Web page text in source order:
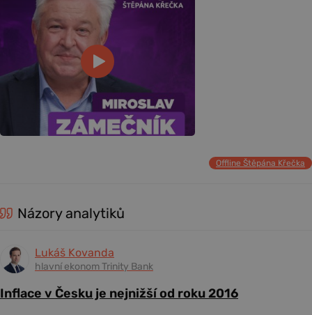
Offline Štěpána Křečka
Názory analytiků
Lukáš Kovanda
hlavní ekonom Trinity Bank
Inflace v Česku je nejnižší od roku 2016